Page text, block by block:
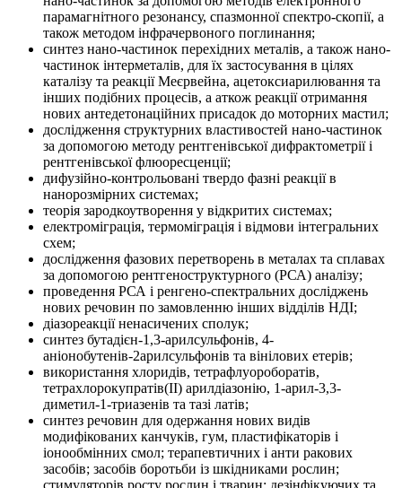
парамагнітного резонансу, спазмонної спектро-скопії, а
також методом інфрачервоного поглинання;
синтез нано-частинок перехідних металів, а також нано-
частинок інтерметалів, для їх застосування в цілях
каталізу та реакції Меєрвейна, ацетоксиарилювання та
інших подібних процесів, а аткож реакції отримання
нових антедетонаційних присадок до моторних мастил;
дослідження структурних властивостей нано-частинок
за допомогою методу рентгенівської дифрактометрії і
рентгенівської флюоресценції;
дифузійно-контрольовані твердо фазні реакції в
нанорозмірних системах;
теорія зародкоутворення у відкритих системах;
електроміграція, термоміграція і відмови інтегральних
схем;
дослідження фазових перетворень в металах та сплавах
за допомогою рентгеноструктурного (РСА) аналізу;
проведення РСА і ренгено-спектральних досліджень
нових речовин по замовленню інших відділів НДІ;
діазореакції ненасичених сполук;
синтез бутадієн-1,3-арилсульфонів, 4-
аніонобутенів-2арилсульфонів та вінілових етерів;
використання хлоридів, тетрафлуороборатів,
тетрахлорокупратів(ІІ) арилдіазонію, 1-арил-3,3-
диметил-1-триазенів та тазі латів;
синтез речовин для одержання нових видів
модифікованих канчуків, гум, пластифікаторів і
іонообмінних смол; терапевтичних і анти ракових
засобів; засобів боротьби із шкідниками рослин;
стимуляторів росту рослин і тварин; дезінфікуючих та